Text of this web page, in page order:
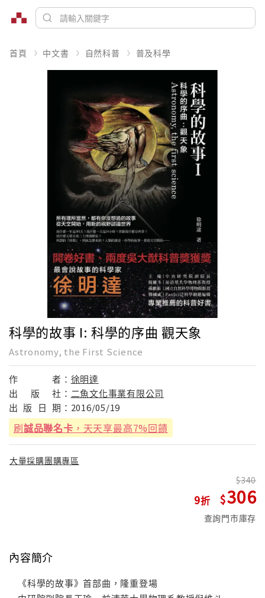
首頁 中文書 自然科普 普及科學
科學的故事 I: 科學的序曲 觀天象
Astronomy, the First Science
作 者： 徐明達
出
版 社： 二魚文化事業有限公司
出 版 日 期： 2016/05/19
刷誠品聯名卡 ，天天享最高7%回饋
大量採購團購專區
9
340
306
查詢門市庫存
內容簡介
《科學的故事》首部曲，隆重登場